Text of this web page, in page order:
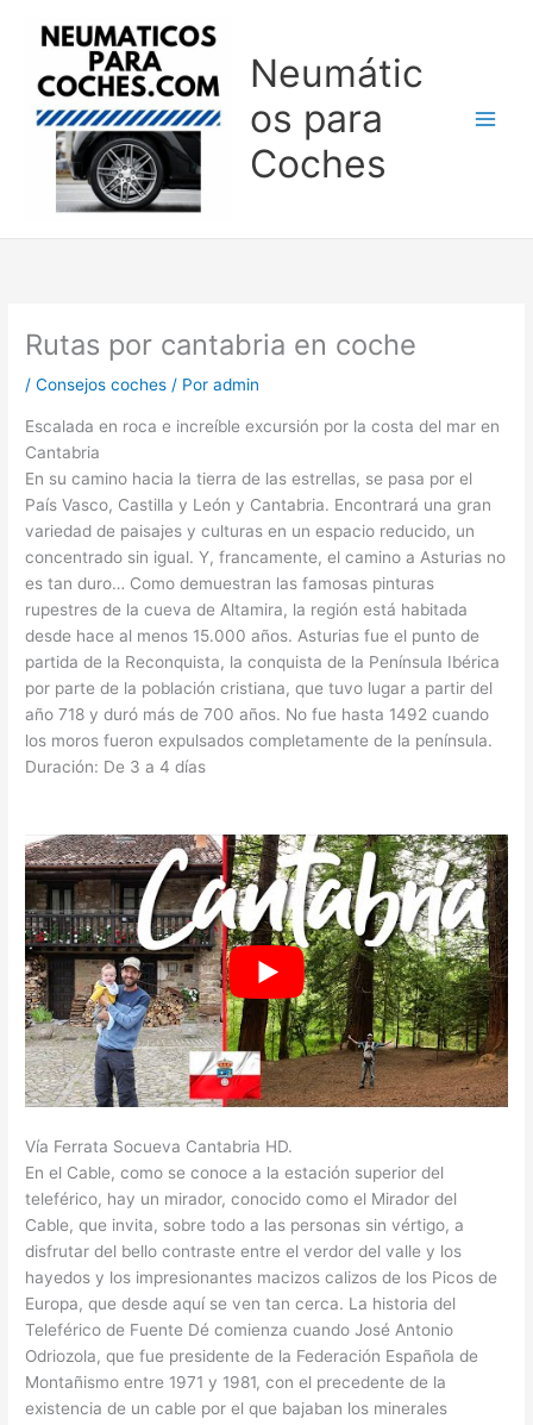
Neumátic
os para
Coches
Rutas por cantabria en coche
/Consejos coches / Poradmin
Escalada en roca e increíble excursión por la costa del mar en
Cantabria
En su camino hacia la tierra de las estrellas, se pasa por el
País Vasco, Castilla y León y Cantabria. Encontrará una gran
variedad de paisajes y culturas en un espacio reducido, un
concentrado sin igual. Y, francamente, el camino a Asturias no
es tan duro… Como demuestran las famosas pinturas
rupestres de la cueva de Altamira, la región está habitada
desde hace al menos 15.000 años. Asturias fue el punto de
partida de la Reconquista, la conquista de la Península Ibérica
por parte de la población cristiana, que tuvo lugar a partir del
año 718 y duró más de 700 años. No fue hasta 1492 cuando
los moros fueron expulsados completamente de la península.
Duración: De 3 a 4 días
Vía Ferrata Socueva Cantabria HD.
En el Cable, como se conoce a la estación superior del
teleférico, hay un mirador, conocido como el Mirador del
Cable, que invita, sobre todo a las personas sin vértigo, a
disfrutar del bello contraste entre el verdor del valle y los
hayedos y los impresionantes macizos calizos de los Picos de
Europa, que desde aquí se ven tan cerca. La historia del
Teleférico de Fuente Dé comienza cuando José Antonio
Odriozola, que fue presidente de la Federación Española de
Montañismo entre 1971 y 1981, con el precedente de la
existencia de un cable por el que bajaban los minerales